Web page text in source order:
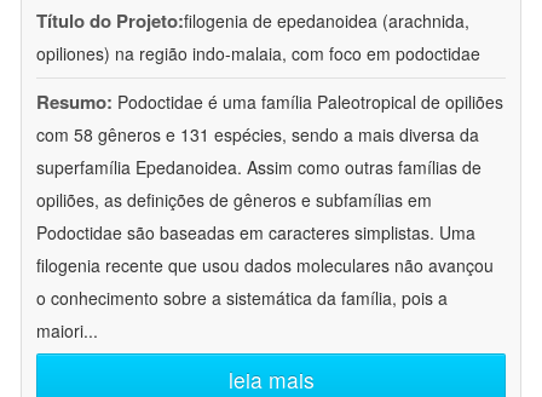
Título do Projeto:filogenia de epedanoidea (arachnida,
opiliones) na região indo-malaia, com foco em podoctidae
Resumo: Podoctidae é uma família Paleotropical de opiliões
com 58 gêneros e 131 espécies, sendo a mais diversa da
superfamília Epedanoidea. Assim como outras famílias de
opiliões, as definições de gêneros e subfamílias em
Podoctidae são baseadas em caracteres simplistas. Uma
filogenia recente que usou dados moleculares não avançou
o conhecimento sobre a sistemática da família, pois a
maiori...
leia mais